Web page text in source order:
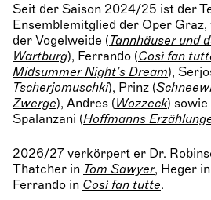
Seit der Saison 2024/25 ist der
Ensemblemitglied der Oper
der Vogelweide (Tannhäuser und
Wartburg), Ferrando (Così fan
Midsummer Night’s Dream),
Tscherjomuschki), Prinz (
Zwerge), Andres (Wozzeck)
Spalanzani (Hoffmanns
2026/27 verkörpert er Dr.
Thatcher in Tom Sawyer, Heger in
Ferrando in Così fan tutte.